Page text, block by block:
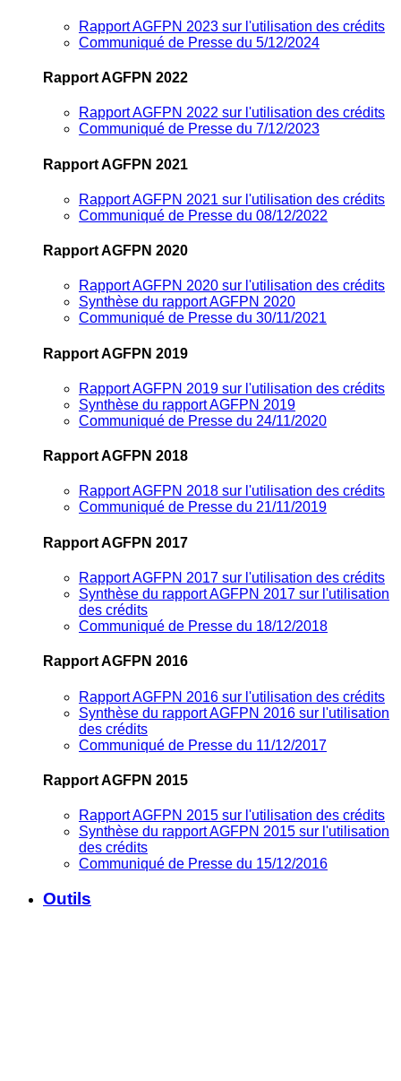
Rapport AGFPN 2023 sur l'utilisation des crédits
Communiqué de Presse du 5/12/2024
Rapport AGFPN 2022
Rapport AGFPN 2022 sur l'utilisation des crédits
Communiqué de Presse du 7/12/2023
Rapport AGFPN 2021
Rapport AGFPN 2021 sur l'utilisation des crédits
Communiqué de Presse du 08/12/2022
Rapport AGFPN 2020
Rapport AGFPN 2020 sur l'utilisation des crédits
Synthèse du rapport AGFPN 2020
Communiqué de Presse du 30/11/2021
Rapport AGFPN 2019
Rapport AGFPN 2019 sur l'utilisation des crédits
Synthèse du rapport AGFPN 2019
Communiqué de Presse du 24/11/2020
Rapport AGFPN 2018
Rapport AGFPN 2018 sur l'utilisation des crédits
Communiqué de Presse du 21/11/2019
Rapport AGFPN 2017
Rapport AGFPN 2017 sur l'utilisation des crédits
Synthèse du rapport AGFPN 2017 sur l'utilisation
des crédits
Communiqué de Presse du 18/12/2018
Rapport AGFPN 2016
Rapport AGFPN 2016 sur l'utilisation des crédits
Synthèse du rapport AGFPN 2016 sur l'utilisation
des crédits
Communiqué de Presse du 11/12/2017
Rapport AGFPN 2015
Rapport AGFPN 2015 sur l'utilisation des crédits
Synthèse du rapport AGFPN 2015 sur l'utilisation
des crédits
Communiqué de Presse du 15/12/2016
Outils